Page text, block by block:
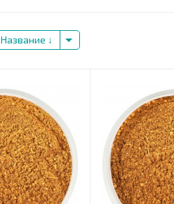
Название